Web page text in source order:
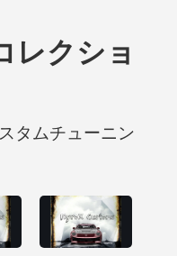
レクショ
タムチューニン